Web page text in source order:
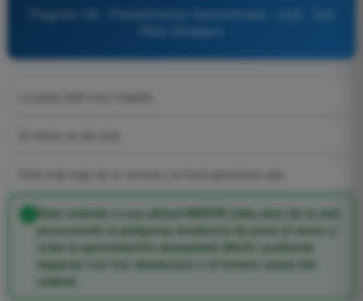
Pregunta 194 - Procedimientos Operacionales - ULM - Test
Está volando a una altitud MAYOR (más alto) de la real,
provocando la peligrosa tendencia de picar el morro y
volar la aproximación demasiado BAJO, pudiendo
impactar con los obstáculos o el terreno antes del
umbral.